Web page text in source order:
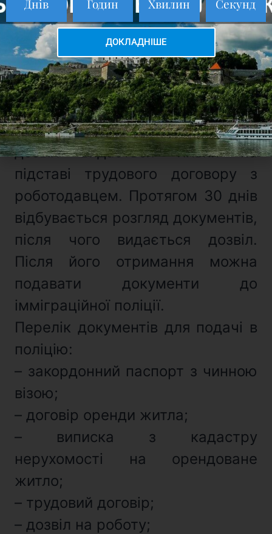
навчання (якщо такі є) з
апостилем;
– медична страховка.
Отримати дозвіл на роботу, а
потім шукати роботу – це
неприйнятний варіант, тому що
дозвіл видається тільки на
підставі трудового договору з
роботодавцем. Протягом 30 днів
відбувається розгляд документів,
після чого видається дозвіл.
Після його отримання можна
подавати документи до
імміграційної поліції.
Перелік документів для подачі в
поліцію:
– закордонний паспорт з чинною
візою;
– договір оренди житла;
– виписка з кадастру
нерухомості на орендоване
житло;
– трудовий договір;
– дозвіл на роботу;
Днів Годин Хвилин Секунд
ДОКЛАДНІШЕ